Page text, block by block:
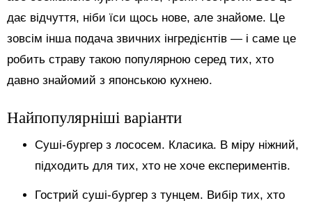
дає відчуття, ніби їси щось нове, але знайоме. Це
зовсім інша подача звичних інгредієнтів — і саме це
робить страву такою популярною серед тих, хто
давно знайомий з японською кухнею.
Найпопулярніші варіанти
Суші-бургер з лососем. Класика. В міру ніжний,
підходить для тих, хто не хоче експериментів.
Гострий суші-бургер з тунцем. Вибір тих, хто